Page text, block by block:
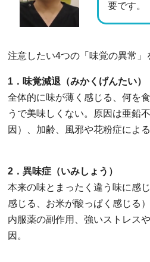
要です。
注意したい4つの「味覚の異常」
1．味覚減退（みかくげんたい）
全体的に味が薄く感じる、何を
うで美味しくない。原因は亜鉛
因）、加齢、風邪や花粉症によ
2．異味症（いみしょう）
本来の味とまったく違う味に感
感じる、お米が酸っぱく感じる
内服薬の副作用、強いストレス
因。